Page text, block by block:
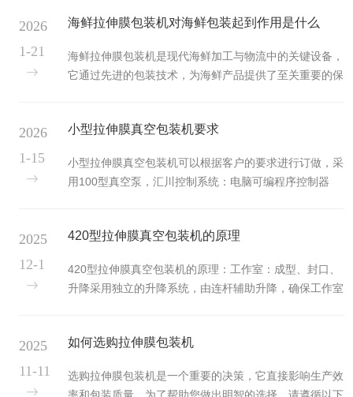
分钟50袋的连续作业。这种效...
真空包装机以其高效、稳定和便捷的特点，成为现代生产
理：1.物料放置：操作人员将待包装的产品放置在包装袋
中，确保产品与包装袋的密切接触。2.抽真空：设备启动
出。此过程通常分为两步：初始抽...
海鲜拉伸膜包装机对海鲜包装起到作用是什么
海鲜拉伸膜包装机是现代海鲜加工与物流中的关键设备，
它通过先进的包装技术，为海鲜产品提供了至关重要的保
(MAP)：这是最核心的作用。机器可精确抽真空后，充入
有效抑制海鲜产品中嗜氧微生物的生长，减缓脂肪氧化，
从而显著延长货架期(通常可延长1-3倍)。例如：三文
特定气体比例下能减少汁液流...
2026
1-21
小型拉伸膜真空包装机要求
小型拉伸膜真空包装机可以根据客户的要求进行订做，采
用100型真空泵，汇川控制系统：电脑可编程序控制器
英寸真彩触摸式人机界面。人机界面中画面采用人性化设
培训就能熟练的操作本界面。人机界面加PLC集中控制，
基本上所有操作都能在触摸屏上完成（安装上、下膜除
伺服放大器等能及时提示出现故...
2026
1-15
420型拉伸膜真空包装机的原理
420型拉伸膜真空包装机的原理：工作室：成型、封口、
升降采用独立的升降系统，由连杆辅助升降，确保工作室
够保证在运行时上、下膜不掉膜和跑偏，在链条高速运行
气：0.6Mpa≤P≥1.0MPa2.峰值功率：16KW3.平均运行
2025
12-1
如何选购拉伸膜包装机
选购拉伸膜包装机是一个重要的决策，它直接影响生产效
2025
11-11